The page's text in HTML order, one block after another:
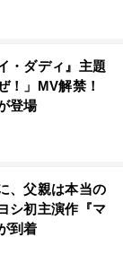
・ダディ』主題
！」MV解禁！
登場
、父親は本当の
シ初主演作『マ
到着